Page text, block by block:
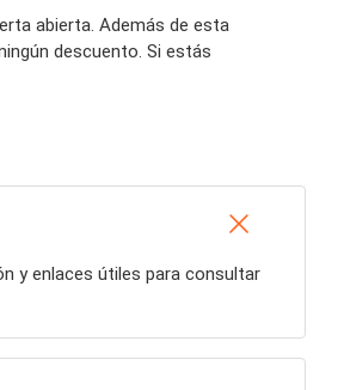
abierta. Además de esta
descuento. Si estás
y enlaces útiles para consultar